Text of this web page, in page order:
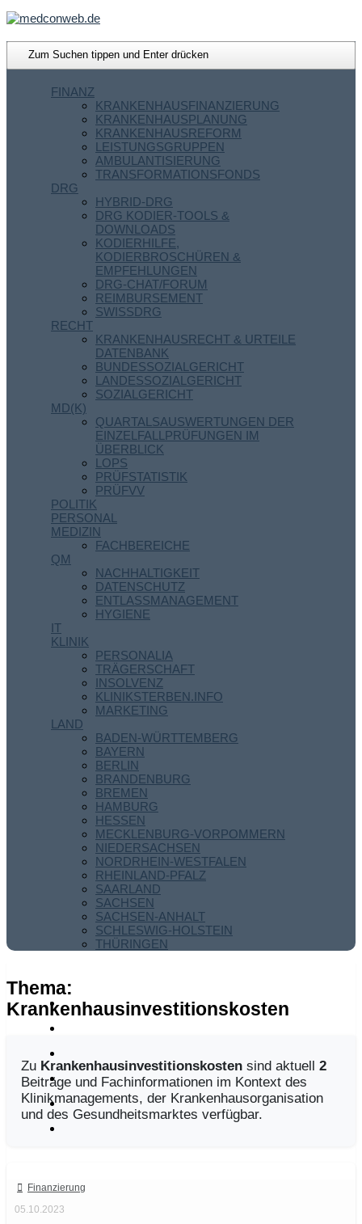
FINANZ
KRANKENHAUSFINANZIERUNG
KRANKENHAUSPLANUNG
KRANKENHAUSREFORM
LEISTUNGSGRUPPEN
AMBULANTISIERUNG
TRANSFORMATIONSFONDS
DRG
HYBRID-DRG
DRG KODIER-TOOLS &
DOWNLOADS
KODIERHILFE,
KODIERBROSCHÜREN &
EMPFEHLUNGEN
DRG-CHAT/FORUM
REIMBURSEMENT
SWISSDRG
RECHT
KRANKENHAUSRECHT & URTEILE
DATENBANK
BUNDESSOZIALGERICHT
LANDESSOZIALGERICHT
SOZIALGERICHT
MD(K)
QUARTALSAUSWERTUNGEN DER
EINZELFALLPRÜFUNGEN IM
ÜBERBLICK
LOPS
PRÜFSTATISTIK
PRÜFVV
POLITIK
PERSONAL
MEDIZIN
FACHBEREICHE
QM
NACHHALTIGKEIT
DATENSCHUTZ
ENTLASSMANAGEMENT
HYGIENE
IT
KLINIK
PERSONALIA
TRÄGERSCHAFT
INSOLVENZ
KLINIKSTERBEN.INFO
MARKETING
LAND
BADEN-WÜRTTEMBERG
BAYERN
BERLIN
BRANDENBURG
BREMEN
HAMBURG
HESSEN
MECKLENBURG-VORPOMMERN
NIEDERSACHSEN
NORDRHEIN-WESTFALEN
RHEINLAND-PFALZ
SAARLAND
SACHSEN
SACHSEN-ANHALT
SCHLESWIG-HOLSTEIN
THÜRINGEN
Thema:
Krankenhausinvestitionskosten
Zu Krankenhausinvestitionskosten sind aktuell 2
Beiträge und Fachinformationen im Kontext des
Klinikmanagements, der Krankenhausorganisation
und des Gesundheitsmarktes verfügbar.
Finanzierung
05.10.2023